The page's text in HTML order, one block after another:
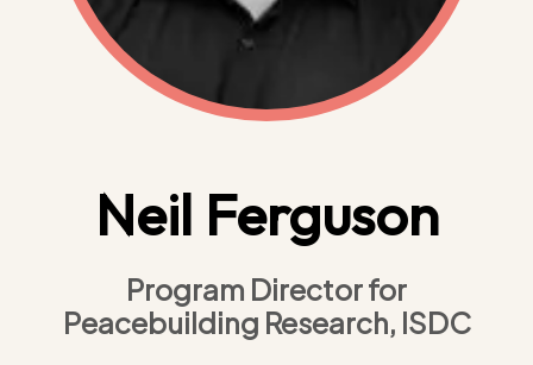
Neil Ferguson
Program Director for
Peacebuilding Research, ISDC